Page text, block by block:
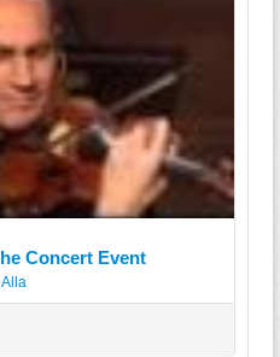
Concert Event
Alla